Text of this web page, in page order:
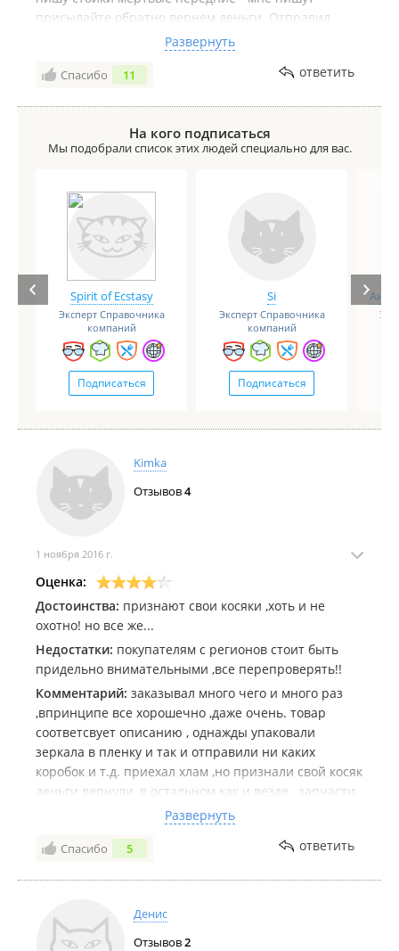
присылайте обратно вернем деньги. Отправил
обратно, они получили говорят деньги не вернем
идите лесом. В итоге потрачено время ни стоек ни
денег. Пишу заявление в полицию на этих
Развернуть
Спасибо 11 ответить
На кого подписаться
Мы подобрали список этих людей специально для вас.
Spirit of Ecstasy
Эксперт Справочника
компаний
Подписаться
Si
Эксперт Справочника
компаний
Подписаться
Kimka
Отзывов4
1 ноября 2016 г.
Оценка:
Достоинства: признают свои косяки ,хоть и не
охотно! но все же...
Недостатки: покупателям с регионов стоит быть
придельно внимательными ,все перепроверять!!
Комментарий: заказывал много чего и много раз
,впринципе все хорошечно ,даже очень. товар
соответсвует описанию , однажды упаковали
зеркала в пленку и так и отправили ни каких
коробок и т.д. приехал хлам ,но признали свой косяк
деньги вернули ,в остальном как и везде , запчасти
хорошие ,хоть и б/у . работать рекомендую с ними.
но опять же все перепроверять ! и настаивать на
упаковке соответствеющей товару ! ставлю 4+
Развернуть
Спасибо 5 ответить
Денис
Отзывов2